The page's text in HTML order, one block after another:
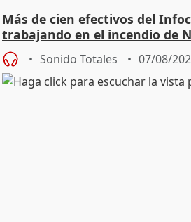
Más de cien efectivos del
trabajando en el incendio de
Sonido Totales 07/08/